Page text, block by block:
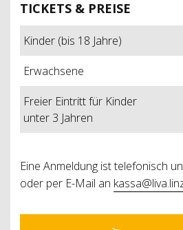
TICKETS & PREISE
Kinder (bis 18 Jahre)
Erwachsene
Freier Eintritt für Kinder
unter 3 Jahren
Eine Anmeldung ist telefonisch
oder per E-Mail an